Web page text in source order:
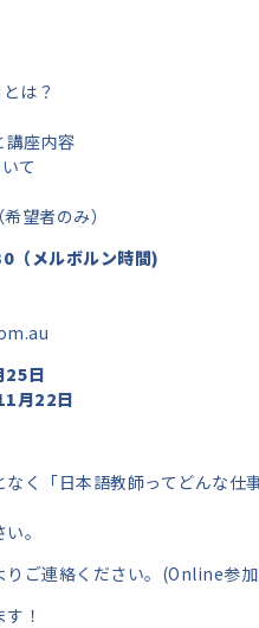
は？
座内容
て
望者のみ）
メルボルン時間)
25日
月22日
く「日本語教師ってどんな
。
りご連絡ください。(Online参
！